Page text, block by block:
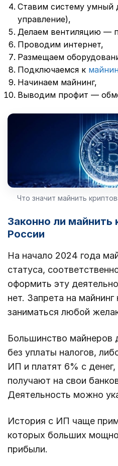
Ставим систему умный
управление),
Делаем вентиляцию —
Проводим интернет,
Размещаем
Подключаемся к
Начинаем майнинг,
Выводим профит —
Что значит майнить
Законно ли майнить
России
На начало 2024 года
статуса,
оформить эту
нет. Запрета на
заниматься любой
Большинство майнеров
без уплаты налогов,
ИП и платят 6% с
получают на свои
Деятельность можно
История с ИП чаще
которых больших
прибыли.